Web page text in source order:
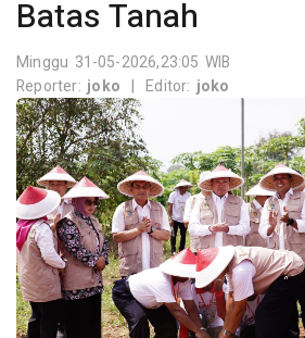
Batas Tanah
Minggu 31-05-2026,23:05 WIB
Reporter: joko | Editor: joko